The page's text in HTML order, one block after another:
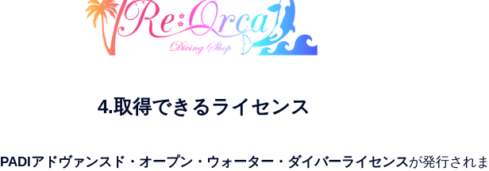
4.取得できるライセンス
PADIアドヴァンスド・オープン・ウォーター・ダイバーライセンスが発行され